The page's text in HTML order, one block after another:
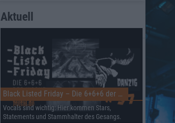
Aktuell
Black Listed Friday – Die 6+6+6 der Woche
Vocals sind wichtig: Hier kommen Stars,
Statements und Stammhalter des Gesangs.